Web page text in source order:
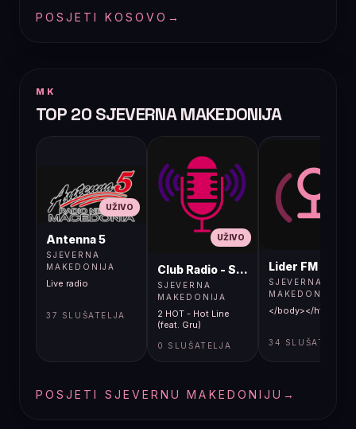
POSJETI KOSOVO →
MK
TOP 20 SJEVERNA MAKEDONIJA
UŽIVO
Antenna 5
SJEVERNA
MAKEDONIJA
Live radio
37 SLUŠATELJA
UŽIVO
Club Radio - Skopje, Mcedonia
SJEVERNA
MAKEDONIJA
2 HOT - Hot Line
(feat. Gru)
0 SLUŠATELJA
Lider FM 107,4
SJEVERNA
MAKEDONIJA
</body></html>
34 SLUŠATELJA
POSJETI SJEVERNU MAKEDONIJU →